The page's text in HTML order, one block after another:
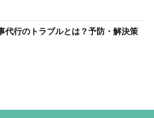
代行のトラブルとは？予防・解決策